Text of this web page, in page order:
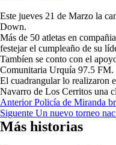
Este jueves 21 de Marzo la
Down.
Más de 50 atletas en
festejar el cumpleaño de su
Tambíen se conto con el
Comunitaria Urquía 97.5 FM.
El cuadrangular lo realizaron
Navarro de Los Cerritos una
Navegación
de
entradas
AnteriorPolicía de Miranda
Siguente Un nuevo torneo
Más historias